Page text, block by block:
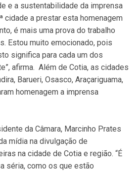
e a sustentabilidade da imprensa
cidade a prestar esta homenagem
é mais uma prova do trabalho
Estou muito emocionado, pois
significa para cada um dos
afirma. Além de Cotia, as cidades
Barueri, Osasco, Araçariguama,
homenagem a imprensa
da Câmara, Marcinho Prates
mídia na divulgação de
na cidade de Cotia e região. “É
séria, como os que estão